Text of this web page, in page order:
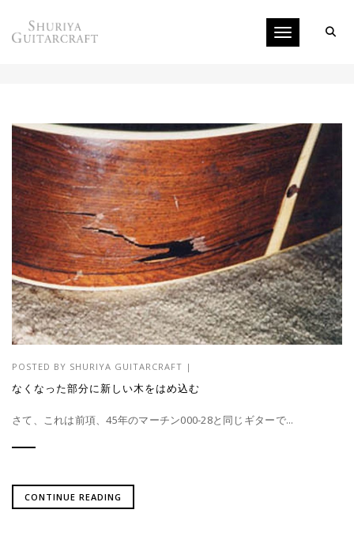
Toggle
サイド
POSTED BY SHURIYA GUITARCRAFT |
なくなった部分に新しい木をはめ込む
さて、これは前項、45年のマーチン000-28と同じギターで...
CONTINUE READING